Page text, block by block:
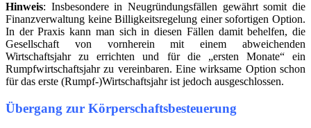
Hinweis: Insbesondere in Neugründungsfällen gewährt somit die
Finanzverwaltung keine Billigkeitsregelung einer sofortigen Option.
In der Praxis kann man sich in diesen Fällen damit behelfen, die
Gesellschaft von vornherein mit einem abweichenden
Wirtschaftsjahr zu errichten und für die „ersten Monate“ ein
Rumpfwirtschaftsjahr zu vereinbaren. Eine wirksame Option schon
für das erste (Rumpf-)Wirtschaftsjahr ist jedoch ausgeschlossen.
Übergang zur Körperschaftsbesteuerung